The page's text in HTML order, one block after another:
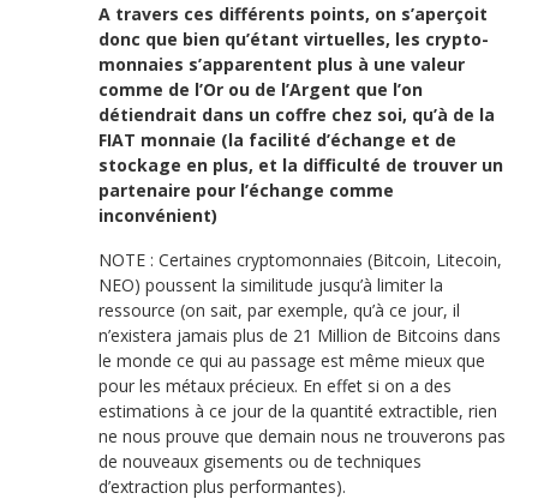
A travers ces différents points, on s’aperçoit
donc que bien qu’étant virtuelles, les crypto-
monnaies s’apparentent plus à une valeur
comme de l’Or ou de l’Argent que l’on
détiendrait dans un coffre chez soi, qu’à de la
FIAT monnaie (la facilité d’échange et de
stockage en plus, et la difficulté de trouver un
partenaire pour l’échange comme
inconvénient)
NOTE : Certaines cryptomonnaies (Bitcoin, Litecoin,
NEO) poussent la similitude jusqu’à limiter la
ressource (on sait, par exemple, qu’à ce jour, il
n’existera jamais plus de 21 Million de Bitcoins dans
le monde ce qui au passage est même mieux que
pour les métaux précieux. En effet si on a des
estimations à ce jour de la quantité extractible, rien
ne nous prouve que demain nous ne trouverons pas
de nouveaux gisements ou de techniques
d’extraction plus performantes).